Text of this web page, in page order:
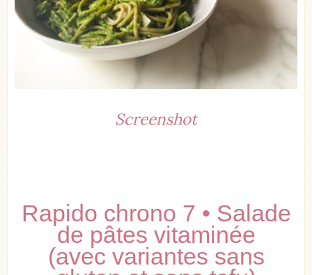
Screenshot
Rapido chrono 7 • Salade
de pâtes vitaminée
(avec variantes sans